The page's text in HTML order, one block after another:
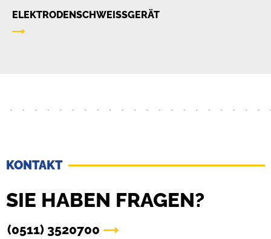
ELEKTRODENSCHWEISSGERÄT
KONTAKT
SIE HABEN FRAGEN?
(0511) 3520700